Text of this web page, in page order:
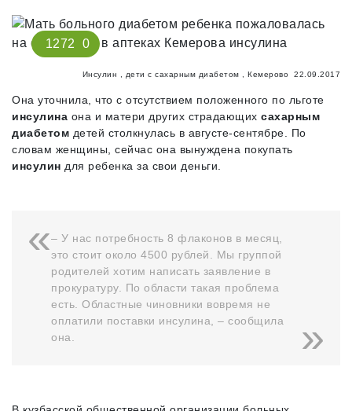
1272 0
Инсулин дети с сахарным диабетом Кемерово 22.09.2017
Она уточнила, что с отсутствием положенного по льготе
инсулина она и матери других страдающих сахарным
диабетом детей столкнулась в августе-сентябре. По
словам женщины, сейчас она вынуждена покупать
инсулин для ребенка за свои деньги.
– У нас потребность 8 флаконов в месяц,
это стоит около 4500 рублей. Мы группой
родителей хотим написать заявление в
прокуратуру. По области такая проблема
есть. Областные чиновники вовремя не
оплатили поставки инсулина, – сообщила
она.